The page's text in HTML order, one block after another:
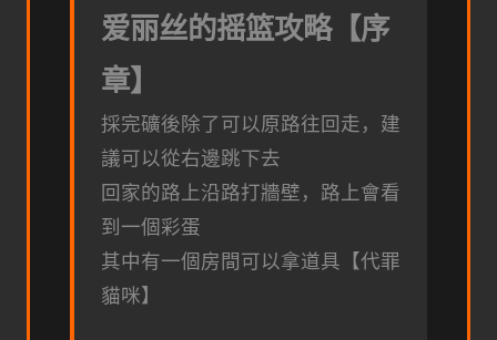
爱丽丝的摇篮攻略【序
章】
採完礦後除了可以原路往回走，建
議可以從右邊跳下去
回家的路上沿路打牆壁，路上會看
到一個彩蛋
其中有一個房間可以拿道具【代罪
貓咪】